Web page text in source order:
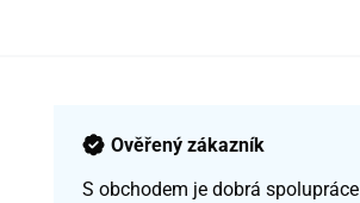
Ověřený zákazník
S obchodem je dobrá spolupráce